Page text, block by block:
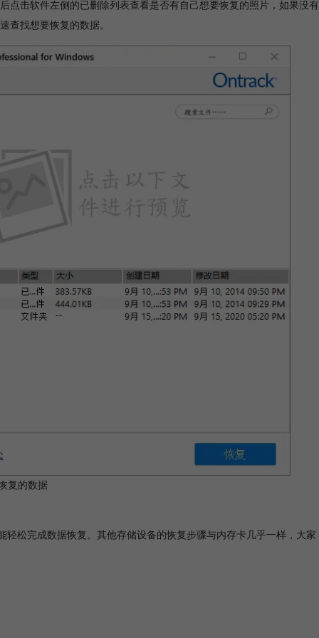
点击软件左侧的已删除列表查看是否有自己想要恢复的照片，如果没有
查找想要恢复的数据。
复的数据
轻松完成数据恢复。其他存储设备的恢复步骤与内存卡几乎一样，大家